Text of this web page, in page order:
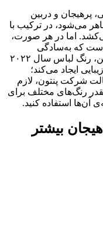
پرهیجان و دربین
می‌شود، در ترکیب با
اما در هر صورت،
که به‌سادگی
نمی‌توانید از کنارش عبور کنید. علاوه بر این، رنگ لباس سال ۲۰۲۲
ایجاد می‌کند؛
شرکت پنتون، لازم
رنگ‌های مختلف برای
آن‌ها استفاده کنید.